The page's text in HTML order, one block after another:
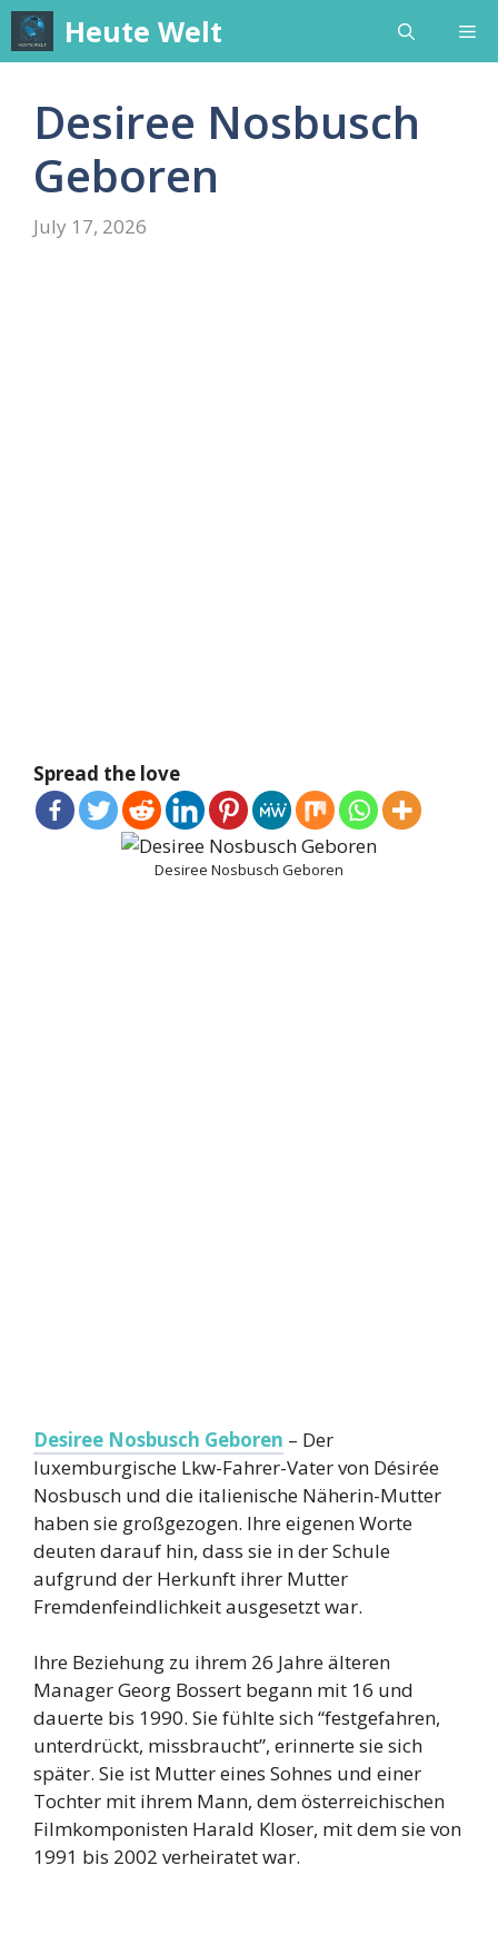
Skip
content
Heute Welt
Desiree Nosbusch
Geboren
July 17, 2026
Spread the love
Desiree Nosbusch Geboren
Desiree Nosbusch Geboren – Der
luxemburgische Lkw-Fahrer-Vater von Désirée
Nosbusch und die italienische Näherin-Mutter
haben sie großgezogen. Ihre eigenen Worte
deuten darauf hin, dass sie in der Schule
aufgrund der Herkunft ihrer Mutter
Fremdenfeindlichkeit ausgesetzt war.
Ihre Beziehung zu ihrem 26 Jahre älteren
Manager Georg Bossert begann mit 16 und
dauerte bis 1990. Sie fühlte sich “festgefahren,
unterdrückt, missbraucht”, erinnerte sie sich
später. Sie ist Mutter eines Sohnes und einer
Tochter mit ihrem Mann, dem österreichischen
Filmkomponisten Harald Kloser, mit dem sie von
1991 bis 2002 verheiratet war.